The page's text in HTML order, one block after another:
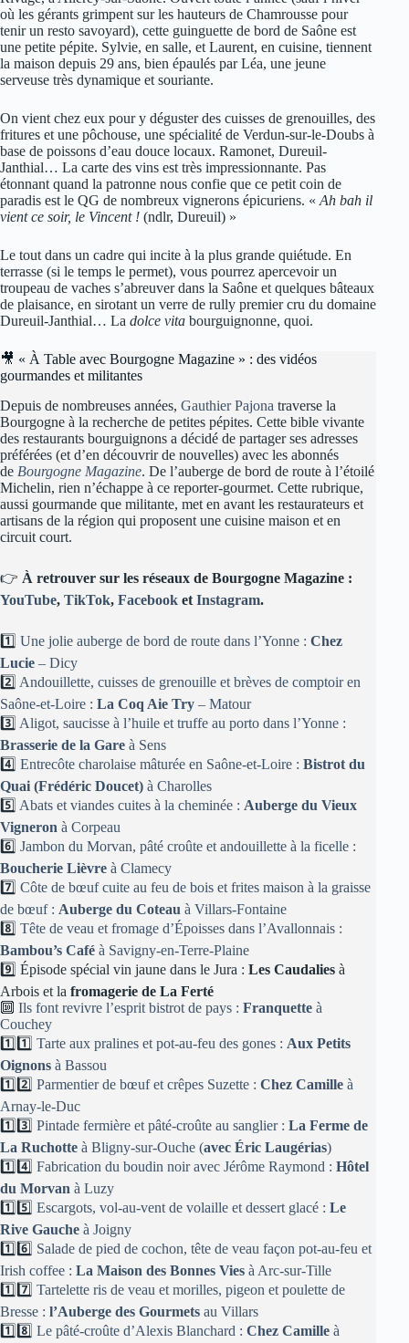
où les gérants grimpent sur les hauteurs de Chamrousse pour
tenir un resto savoyard), cette guinguette de bord de Saône est
une petite pépite. Sylvie, en salle, et Laurent, en cuisine, tiennent
la maison depuis 29 ans, bien épaulés par Léa, une jeune
serveuse très dynamique et souriante.
On vient chez eux pour y déguster des cuisses de grenouilles, des
fritures et une pôchouse, une spécialité de Verdun-sur-le-Doubs à
base de poissons d’eau douce locaux. Ramonet, Dureuil-
Janthial… La carte des vins est très impressionnante. Pas
étonnant quand la patronne nous confie que ce petit coin de
paradis est le QG de nombreux vignerons épicuriens. « Ah bah il
vient ce soir, le Vincent ! (ndlr, Dureuil) »
Le tout dans un cadre qui incite à la plus grande quiétude. En
terrasse (si le temps le permet), vous pourrez apercevoir un
troupeau de vaches s’abreuver dans la Saône et quelques bâteaux
de plaisance, en sirotant un verre de rully premier cru du domaine
Dureuil-Janthial… La dolce vita bourguignonne, quoi.
🎥 « À Table avec Bourgogne Magazine » : des vidéos
gourmandes et militantes
Depuis de nombreuses années, Gauthier Pajona traverse la
Bourgogne à la recherche de petites pépites. Cette bible vivante
des restaurants bourguignons a décidé de partager ses adresses
préférées (et d’en découvrir de nouvelles) avec les abonnés
de Bourgogne Magazine. De l’auberge de bord de route à l’étoilé
Michelin, rien n’échappe à ce reporter-gourmet. Cette rubrique,
aussi gourmande que militante, met en avant les restaurateurs et
artisans de la région qui proposent une cuisine maison et en
circuit court.
👉 À retrouver sur les réseaux de Bourgogne Magazine :
YouTube, TikTok, Facebook et Instagram.
1️⃣ Une jolie auberge de bord de route dans l’Yonne : Chez
Lucie – Dicy
2️⃣ Andouillette, cuisses de grenouille et brèves de comptoir en
Saône-et-Loire : La Coq Aie Try – Matour
3️⃣ Aligot, saucisse à l’huile et truffe au porto dans l’Yonne :
Brasserie de la Gare à Sens
4️⃣ Entrecôte charolaise mâturée en Saône-et-Loire : Bistrot du
Quai (Frédéric Doucet) à Charolles
5️⃣ Abats et viandes cuites à la cheminée : Auberge du Vieux
Vigneron à Corpeau
6️⃣ Jambon du Morvan, pâté croûte et andouillette à la ficelle :
Boucherie Lièvre à Clamecy
7️⃣ Côte de bœuf cuite au feu de bois et frites maison à la graisse
de bœuf : Auberge du Coteau à Villars-Fontaine
8️⃣ Tête de veau et fromage d’Époisses dans l’Avallonnais :
Bambou’s Café à Savigny-en-Terre-Plaine
9️⃣ Épisode spécial vin jaune dans le Jura : Les Caudalies à
Arbois et la fromagerie de La Ferté
🔟 Ils font revivre l’esprit bistrot de pays : Franquette à
Couchey
1️⃣1️⃣ Tarte aux pralines et pot-au-feu des gones : Aux Petits
Oignons à Bassou
1️⃣2️⃣ Parmentier de bœuf et crêpes Suzette : Chez Camille à
Arnay-le-Duc
1️⃣3️⃣ Pintade fermière et pâté-croûte au sanglier : La Ferme de
La Ruchotte à Bligny-sur-Ouche (avec Éric Laugérias)
1️⃣4️⃣ Fabrication du boudin noir avec Jérôme Raymond : Hôtel
du Morvan à Luzy
1️⃣5️⃣ Escargots, vol-au-vent de volaille et dessert glacé : Le
Rive Gauche à Joigny
1️⃣6️⃣ Salade de pied de cochon, tête de veau façon pot-au-feu et
Irish coffee : La Maison des Bonnes Vies à Arc-sur-Tille
1️⃣7️⃣ Tartelette ris de veau et morilles, pigeon et poulette de
Bresse : l’Auberge des Gourmets au Villars
1️⃣8️⃣ Le pâté-croûte d’Alexis Blanchard : Chez Camille à